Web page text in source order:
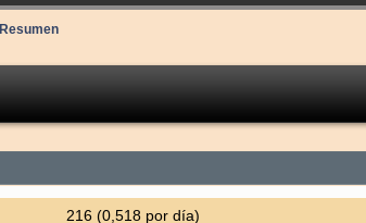
Resumen
216 (0,518 por día)